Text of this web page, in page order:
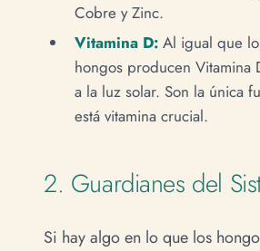
Cobre y Zinc.
Vitamina D: Al igual que
hongos producen Vitamina
a la luz solar. Son la única
está vitamina crucial.
2. Guardianes del
Si hay algo en lo que los